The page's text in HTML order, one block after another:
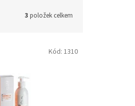
3 položek celkem
Kód: 1310